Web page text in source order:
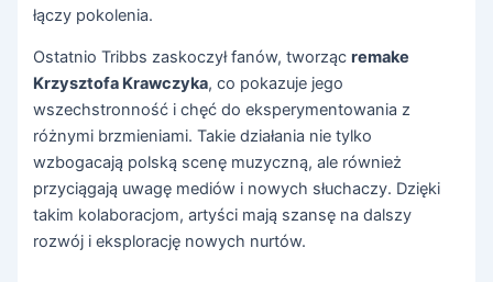
łączy pokolenia.
Ostatnio Tribbs zaskoczył fanów, tworzącremake
Krzysztofa Krawczyka, co pokazuje jego
wszechstronność i chęć do eksperymentowania z
różnymi brzmieniami. Takie działania nie tylko
wzbogacają polską scenę muzyczną, ale również
przyciągają uwagę mediów i nowych słuchaczy. Dzięki
takim kolaboracjom, artyści mają szansę na dalszy
rozwój i eksplorację nowych nurtów.